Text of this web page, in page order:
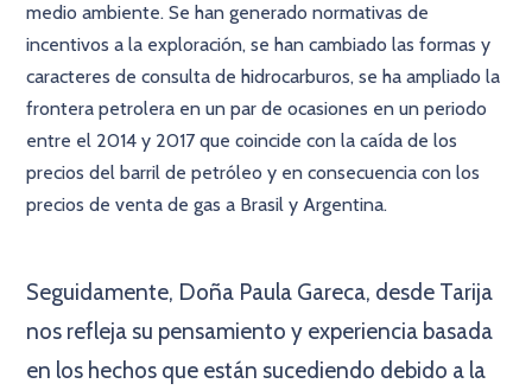
medio ambiente. Se han generado normativas de
incentivos a la exploración, se han cambiado las formas y
caracteres de consulta de hidrocarburos, se ha ampliado la
frontera petrolera en un par de ocasiones en un periodo
entre el 2014 y 2017 que coincide con la caída de los
precios del barril de petróleo y en consecuencia con los
precios de venta de gas a Brasil y Argentina.
Seguidamente, Doña Paula Gareca, desde Tarija
nos refleja su pensamiento y experiencia basada
en los hechos que están sucediendo debido a la